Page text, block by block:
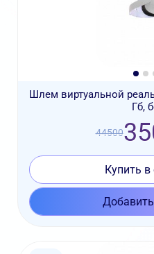
Шлем виртуальной
Гб,
44500
Купить